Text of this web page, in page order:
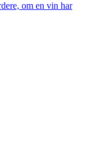
om en vin har